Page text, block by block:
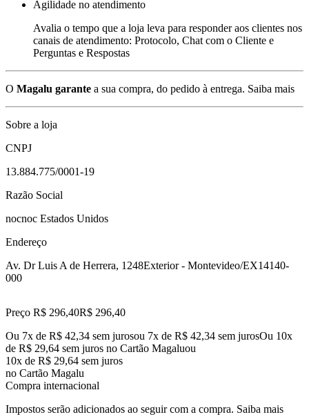
Agilidade no atendimento
Avalia o tempo que a loja leva para responder aos clientes nos
canais de atendimento: Protocolo, Chat com o Cliente e
Perguntas e Respostas
O Magalu garante a sua compra, do pedido à entrega. Saiba mais
Sobre a loja
CNPJ
13.884.775/0001-19
Razão Social
nocnoc Estados Unidos
Endereço
Av. Dr Luis A de Herrera, 1248Exterior - Montevideo/EX14140-
000
Preço R$ 296,40R$ 296,40
Ou 7x de R$ 42,34 sem jurosou 7x de R$ 42,34 sem jurosOu 10x
de R$ 29,64 sem juros no Cartão Magaluou
10x de R$ 29,64 sem juros
no Cartão Magalu
Compra internacional
Impostos serão adicionados ao seguir com a compra. Saiba mais